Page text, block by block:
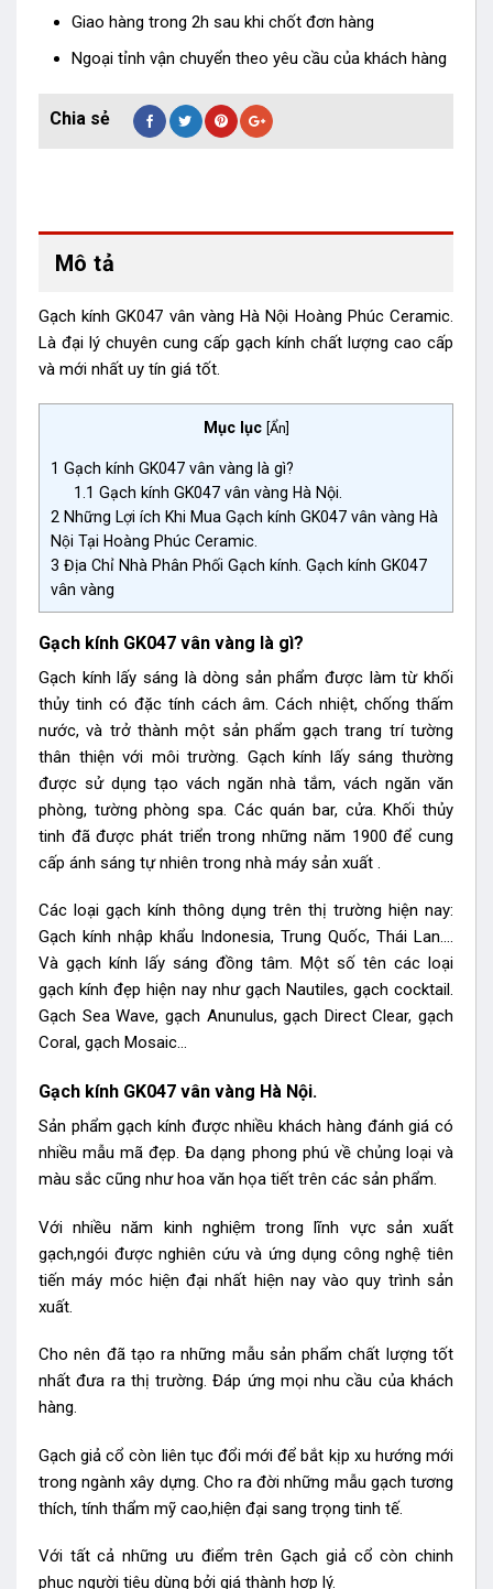
Giao hàng trong 2h sau khi chốt đơn hàng
Ngoại tỉnh vận chuyển theo yêu cầu của khách hàng
Mô tả
Gạch kính GK047 vân vàng Hà Nội Hoàng Phúc Ceramic.
Là đại lý chuyên cung cấp gạch kính chất lượng cao cấp
và mới nhất uy tín giá tốt.
Mục lục Ẩn
1 Gạch kính GK047 vân vàng là gì?
1.1 Gạch kính GK047 vân vàng Hà Nội.
2 Những Lợi ích Khi Mua Gạch kính GK047 vân vàng Hà
Nội Tại Hoàng Phúc Ceramic.
3 Địa Chỉ Nhà Phân Phối Gạch kính. Gạch kính GK047
vân vàng
Gạch kính GK047 vân vàng là gì?
Gạch kính lấy sáng là dòng sản phẩm được làm từ khối
thủy tinh có đặc tính cách âm. Cách nhiệt, chống thấm
nước, và trở thành một sản phẩm gạch trang trí tường
thân thiện với môi trường. Gạch kính lấy sáng thường
được sử dụng tạo vách ngăn nhà tắm, vách ngăn văn
phòng, tường phòng spa. Các quán bar, cửa. Khối thủy
tinh đã được phát triển trong những năm 1900 để cung
cấp ánh sáng tự nhiên trong nhà máy sản xuất .
Các loại gạch kính thông dụng trên thị trường hiện nay:
Gạch kính nhập khẩu Indonesia, Trung Quốc, Thái Lan….
Và gạch kính lấy sáng đồng tâm. Một số tên các loại
gạch kính đẹp hiện nay như gạch Nautiles, gạch cocktail.
Gạch Sea Wave, gạch Anunulus, gạch Direct Clear, gạch
Coral, gạch Mosaic…
Gạch kính GK047 vân vàng Hà Nội.
Sản phẩm gạch kính được nhiều khách hàng đánh giá có
nhiều mẫu mã đẹp. Đa dạng phong phú về chủng loại và
màu sắc cũng như hoa văn họa tiết trên các sản phẩm.
Với nhiều năm kinh nghiệm trong lĩnh vực sản xuất
gạch,ngói được nghiên cứu và ứng dụng công nghệ tiên
tiến máy móc hiện đại nhất hiện nay vào quy trình sản
xuất.
Cho nên đã tạo ra những mẫu sản phẩm chất lượng tốt
nhất đưa ra thị trường. Đáp ứng mọi nhu cầu của khách
hàng.
Gạch giả cổ còn liên tục đổi mới để bắt kịp xu hướng mới
trong ngành xây dựng. Cho ra đời những mẫu gạch tương
thích, tính thẩm mỹ cao,hiện đại sang trọng tinh tế.
Với tất cả những ưu điểm trên Gạch giả cổ còn chinh
phục người tiêu dùng bởi giá thành hợp lý.